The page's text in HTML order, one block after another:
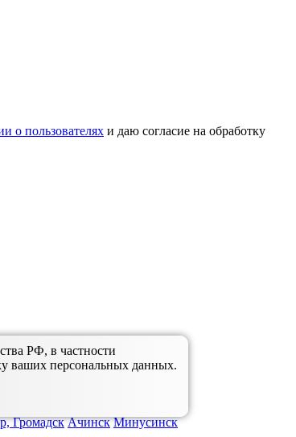
о пользователях и даю согласие на обработку
Громадск Ачинск Минусинск
РФ, в частности
ваших персональных данных.